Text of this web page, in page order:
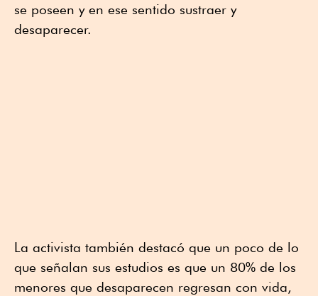
se poseen y en ese sentido sustraer y
desaparecer.
La activista también destacó que un poco de lo
que señalan sus estudios es que un 80% de los
menores que desaparecen regresan con vida,